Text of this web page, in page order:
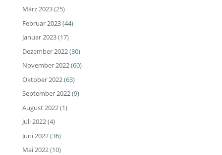
März 2023(25)
Februar 2023(44)
Januar 2023(17)
Dezember 2022(30)
November 2022(60)
Oktober 2022(63)
September 2022(9)
August 2022(1)
Juli 2022(4)
Juni 2022(36)
Mai 2022(10)